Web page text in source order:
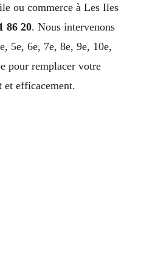
ou commerce à Les Iles
86 20. Nous intervenons
5e, 6e, 7e, 8e, 9e, 10e,
pour remplacer votre
et efficacement.